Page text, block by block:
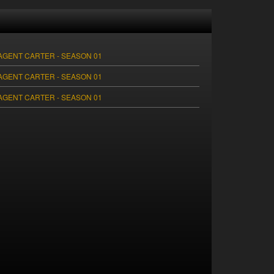
CARTER - SEASON 01
CARTER - SEASON 01
CARTER - SEASON 01